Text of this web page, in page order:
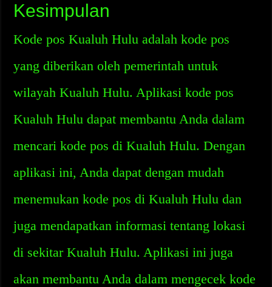
Kesimpulan
Kode pos Kualuh Hulu adalah kode pos
yang diberikan oleh pemerintah untuk
wilayah Kualuh Hulu. Aplikasi kode pos
Kualuh Hulu dapat membantu Anda dalam
mencari kode pos di Kualuh Hulu. Dengan
aplikasi ini, Anda dapat dengan mudah
menemukan kode pos di Kualuh Hulu dan
juga mendapatkan informasi tentang lokasi
di sekitar Kualuh Hulu. Aplikasi ini juga
akan membantu Anda dalam mengecek kode